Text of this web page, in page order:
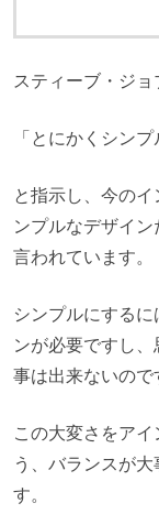
スティーブ・ジ
「とにかくシンプ
と指示し、今の
ンプルなデザイ
言われています。
シンプルにする
ンが必要ですし
事は出来ないので
この大変さをア
う、バランスが
す。